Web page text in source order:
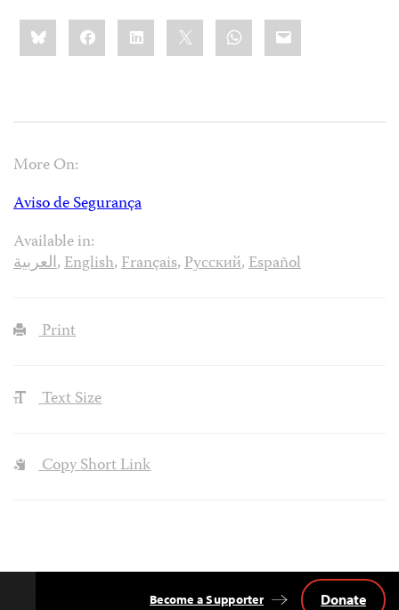
Share
this:BlueskyFacebookLinkedIn WhatsApp
Email
More On:
Aviso de Segurança
Available in:
العربية,English,Français,Русский,Español
Print
Text Size
Copy Short Link
Become a Supporter Donate